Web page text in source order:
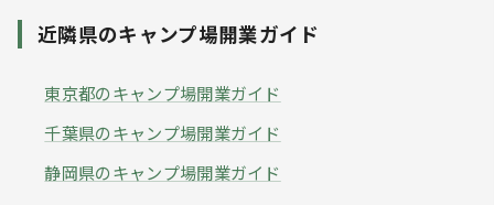
近隣県のキャンプ場開業ガイド
東京都のキャンプ場開業ガイド
千葉県のキャンプ場開業ガイド
静岡県のキャンプ場開業ガイド